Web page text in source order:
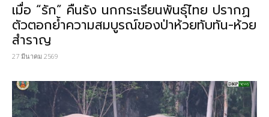
เมื่อ “รัก” คืนรัง นกกระเรียนพันธุ์ไทย ปรากฏ
ตัวตอกย้ำความสมบูรณ์ของป่าห้วยทับทัน-ห้วย
สำราญ
27 มีนาคม 2569